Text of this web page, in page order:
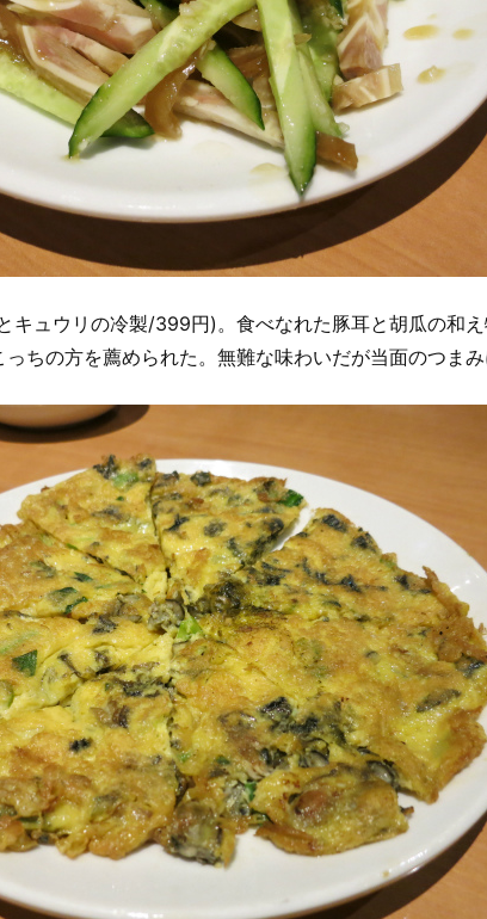
キュウリの冷製/399円)。食べなれた豚耳と胡瓜の和
ちの方を薦められた。無難な味わいだが当面のつまみ